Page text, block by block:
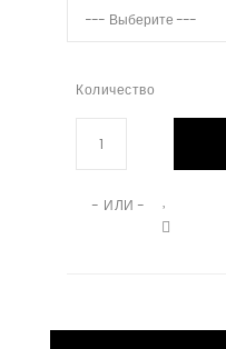
Количество
- ИЛИ -